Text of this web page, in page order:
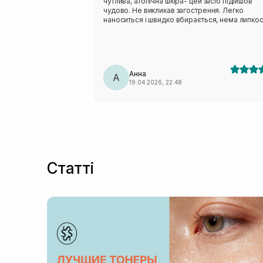
чудово. Не викликав загострення. Легко
наноситься і швидко вбирається, нема
А Анна
19.04.2026, 22:48
Статті